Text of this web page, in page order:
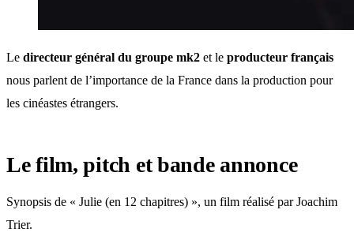
Le directeur général du groupe mk2 et le producteur français
nous parlent de l’importance de la France dans la production pour
les cinéastes étrangers.
Le film, pitch et bande annonce
Synopsis de « Julie (en 12 chapitres) », un film réalisé par Joachim
Trier.